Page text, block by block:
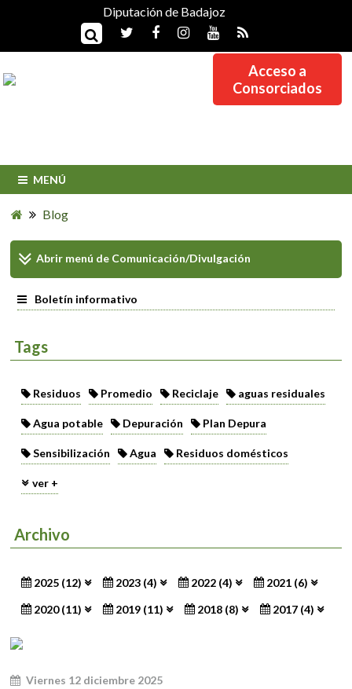
Diputación de Badajoz
Acceso a
Consorciados
MENÚ
Blog
Viernes 12 diciembre 2025
Abrir menú de Comunicación/Divulgación
Boletín informativo
Tags
Residuos Promedio Reciclaje aguas residuales
Agua potable Depuración Plan Depura
Sensibilización Agua Residuos domésticos
ver +
Archivo
2025 (12) 2023 (4) 2022 (4)
2021 (6)
2020 (11)
2019 (11) 2018 (8) 2017 (4)